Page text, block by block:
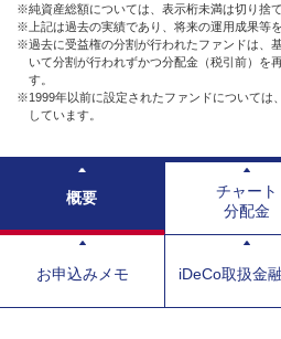
※純資産総額については、表示桁未満は切り捨
※上記は過去の実績であり、将来の運用成果等
※過去に受益権の分割が行われたファンドは、
いて分割が行われずかつ分配金（税引前）を
す。
※1999年以前に設定されたファンドについては
しています。
概要
チャート
分配金
お申込みメモ iDeCo取扱金